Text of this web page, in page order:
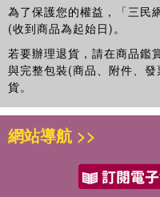
為了保護您的權益，「三民
(收到商品為起始日)。
若要辦理退貨，請在商品鑑
與完整包裝(商品、附件、
貨。
網站導航 >>